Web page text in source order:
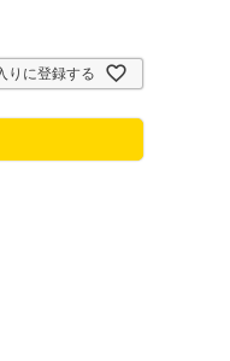
りに登録する